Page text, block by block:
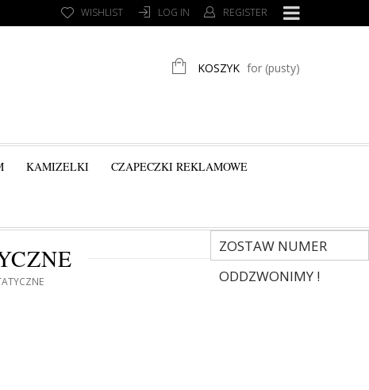
LOG IN REGISTER
WISHLIST
KOSZYK for (pusty)
KAMIZELKI CZAPECZKI REKLAMOWE
ZOSTAW NUMER
ODDZWONIMY !